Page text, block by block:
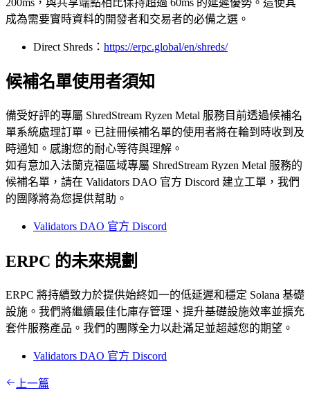
200ms，與共享端點相比保持超過 60ms 的延遲優勢。這使其
成為需要實時資料的開發者和交易者的必備之選。
Direct Shreds： https://erpc.global/en/shreds/
候補名單使用者須知
備受好評的專屬 ShredStream Ryzen Metal 服務目前透過候補名
單系統處理訂單。已註冊候補名單的使用者將在輪到時收到及
時通知。感謝您的耐心等待與理解。
如有意加入法蘭克福區域專屬 ShredStream Ryzen Metal 服務的
候補名單，請在 Validators DAO 官方 Discord 建立工單，我們
的團隊將為您提供幫助。
Validators DAO 官方 Discord
ERPC 的未來規劃
ERPC 將持續致力於提供始終如一的低延遲和穩定 Solana 基礎
設施。我們將繼續最佳化庫存管理、提升基礎設施效率並擴充
套件服務產品。我們的團隊全力以赴滿足並超越您的期望。
Validators DAO 官方 Discord
上一篇